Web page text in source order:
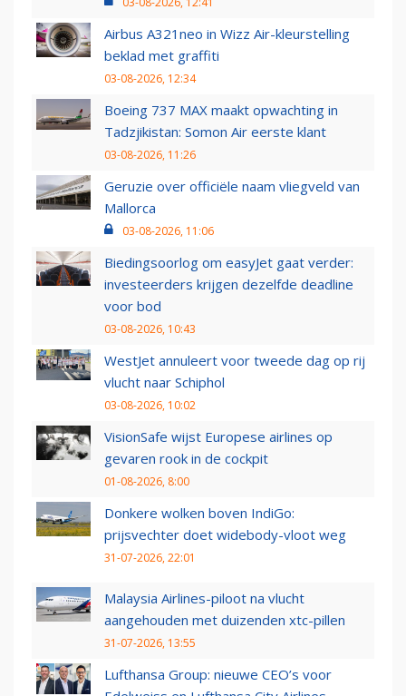
Airbus A321neo in Wizz Air-kleurstelling
beklad met graffiti
03-08-2026, 12:34
Boeing 737 MAX maakt opwachting in
Tadzjikistan: Somon Air eerste klant
03-08-2026, 11:26
Geruzie over officiële naam vliegveld van
Mallorca
03-08-2026, 11:06
Biedingsoorlog om easyJet gaat verder:
investeerders krijgen dezelfde deadline
voor bod
03-08-2026, 10:43
WestJet annuleert voor tweede dag op rij
vlucht naar Schiphol
03-08-2026, 10:02
VisionSafe wijst Europese airlines op
gevaren rook in de cockpit
01-08-2026, 8:00
Donkere wolken boven IndiGo:
prijsvechter doet widebody-vloot weg
31-07-2026, 22:01
Malaysia Airlines-piloot na vlucht
aangehouden met duizenden xtc-pillen
31-07-2026, 13:55
Lufthansa Group: nieuwe CEO’s voor